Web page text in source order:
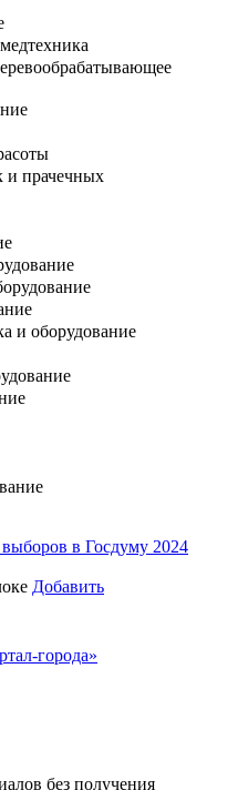
и прачечных
и оборудование
в Госдуму 2024
Добавить
города»
без получения